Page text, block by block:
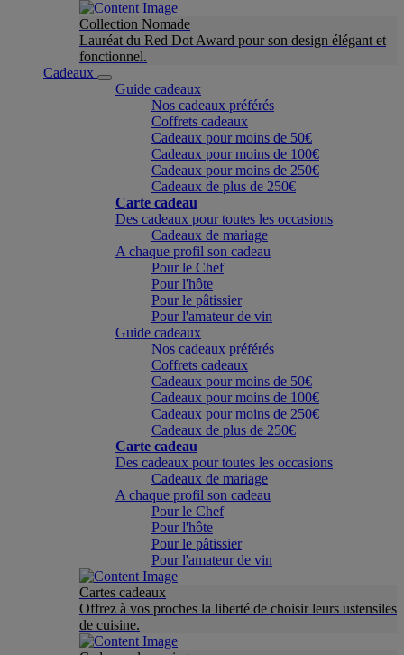
Collection Nomade
Lauréat du Red Dot Award pour son design élégant et
fonctionnel.
Cadeaux
Guide cadeaux
Nos cadeaux préférés
Coffrets cadeaux
Cadeaux pour moins de 50€
Cadeaux pour moins de 100€
Cadeaux pour moins de 250€
Cadeaux de plus de 250€
Carte cadeau
Des cadeaux pour toutes les occasions
Cadeaux de mariage
A chaque profil son cadeau
Pour le Chef
Pour l'hôte
Pour le pâtissier
Pour l'amateur de vin
Guide cadeaux
Nos cadeaux préférés
Coffrets cadeaux
Cadeaux pour moins de 50€
Cadeaux pour moins de 100€
Cadeaux pour moins de 250€
Cadeaux de plus de 250€
Carte cadeau
Des cadeaux pour toutes les occasions
Cadeaux de mariage
A chaque profil son cadeau
Pour le Chef
Pour l'hôte
Pour le pâtissier
Pour l'amateur de vin
Cartes cadeaux
Offrez à vos proches la liberté de choisir leurs ustensiles
de cuisine.